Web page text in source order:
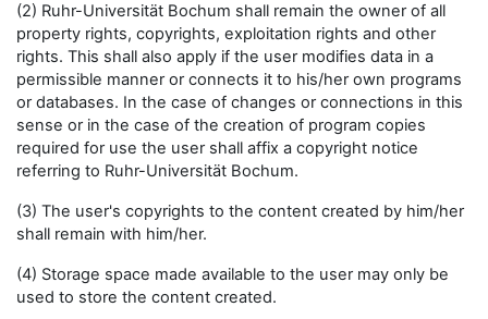
(2) Ruhr-Universität Bochum shall remain the owner of all
property rights, copyrights, exploitation rights and other
rights. This shall also apply if the user modifies data in a
permissible manner or connects it to his/her own programs
or databases. In the case of changes or connections in this
sense or in the case of the creation of program copies
required for use the user shall affix a copyright notice
referring to Ruhr-Universität Bochum.
(3) The user's copyrights to the content created by him/her
shall remain with him/her.
(4) Storage space made available to the user may only be
used to store the content created.